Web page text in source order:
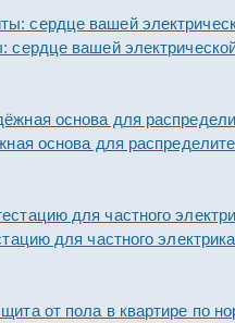
вашей
основа для
для частного